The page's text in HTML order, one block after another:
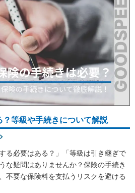
等級や手続きについて解説
る必要はある？」「等級は引き継ぎで
な疑問はありませんか？保険の手続き
不要な保険料を支払うリスクを避ける